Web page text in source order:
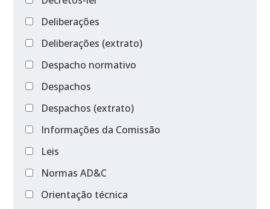
Deliberações
Deliberações (extrato)
Despacho normativo
Despachos
Despachos (extrato)
Informações da Comissão
Leis
Normas AD&C
Orientação técnica